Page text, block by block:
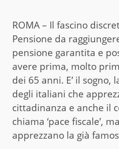
ROMA – Il fascino
Pensione da
pensione garantita e
avere prima, molto
dei 65 anni. E’ il sogno,
degli italiani che
cittadinanza e anche il
chiama ‘pace fiscale’,
apprezzano la già